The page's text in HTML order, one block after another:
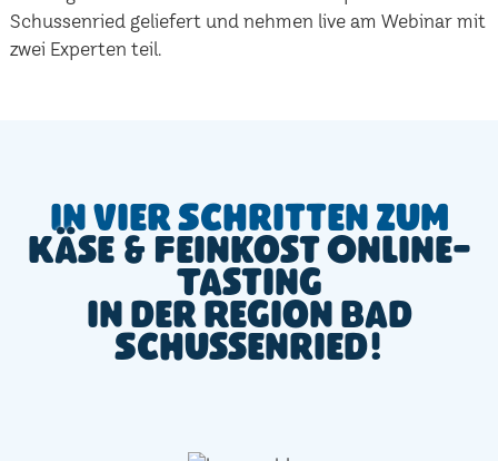
Schussenried geliefert und nehmen live am Webinar mit
zwei Experten teil.
In vier Schritten zum
Käse & Feinkost Online-
Tasting
in der Region Bad
Schussenried!